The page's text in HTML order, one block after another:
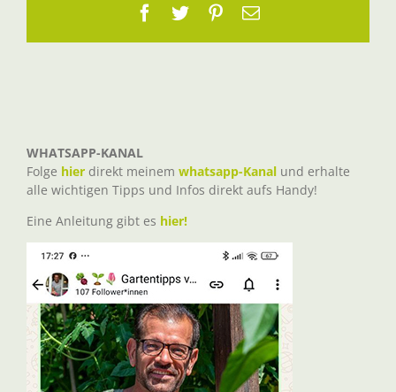
Facebook
TwitterPinterest
E-
WHATSAPP-KANAL
Folge hier direkt meinem whatsapp-Kanal und erhalte
alle wichtigen Tipps und Infos direkt aufs Handy!
Eine Anleitung gibt es hier!